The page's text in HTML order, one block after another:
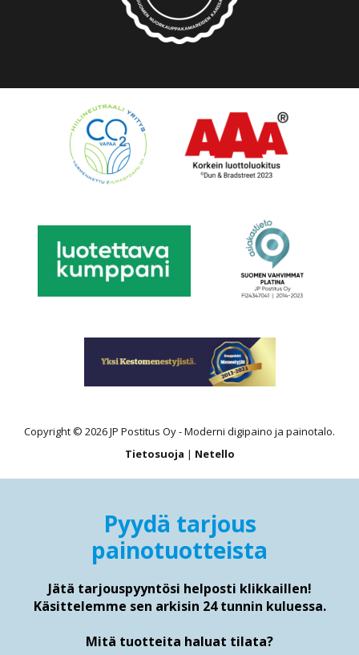
Copyright © 2026 JP Postitus Oy - Moderni digipaino ja painotalo.
Tietosuoja | Netello